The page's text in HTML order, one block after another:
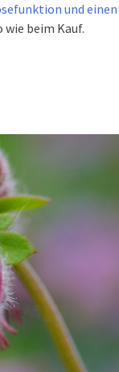
und einen
wie beim Kauf.